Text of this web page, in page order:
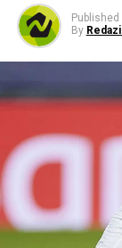
Published
By